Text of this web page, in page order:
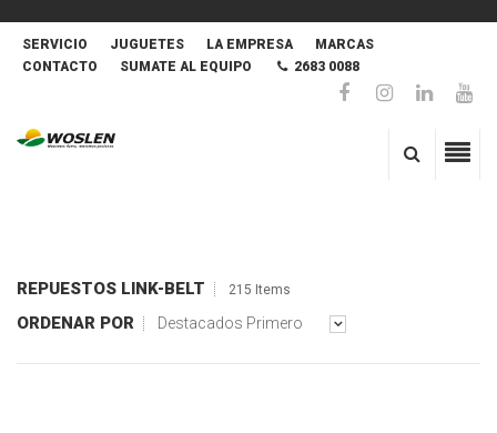
SERVICIO JUGUETES LA EMPRESA
MARCAS
CONTACTO
SUMATE AL EQUIPO 2683 0088
REPUESTOS LINK-BELT 215 Items
ORDENAR POR Destacados Primero